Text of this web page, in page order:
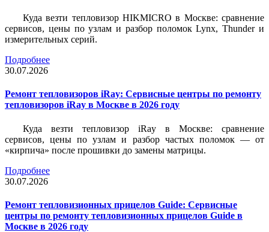
Куда везти тепловизор HIKMICRO в Москве: сравнение
сервисов, цены по узлам и разбор поломок Lynx, Thunder и
измерительных серий.
Подробнее
30.07.2026
Ремонт тепловизоров iRay: Сервисные центры по ремонту
тепловизоров iRay в Москве в 2026 году
Куда везти тепловизор iRay в Москве: сравнение
сервисов, цены по узлам и разбор частых поломок — от
«кирпича» после прошивки до замены матрицы.
Подробнее
30.07.2026
Ремонт тепловизионных прицелов Guide: Сервисные
центры по ремонту тепловизионных прицелов Guide в
Москве в 2026 году